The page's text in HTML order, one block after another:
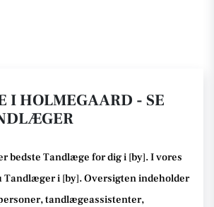
I HOLMEGAARD - SE
bedste Tandlæge for dig i [by]. I vores
Tandlæger i [by].Oversigten indeholder
tandlægeassistenter,